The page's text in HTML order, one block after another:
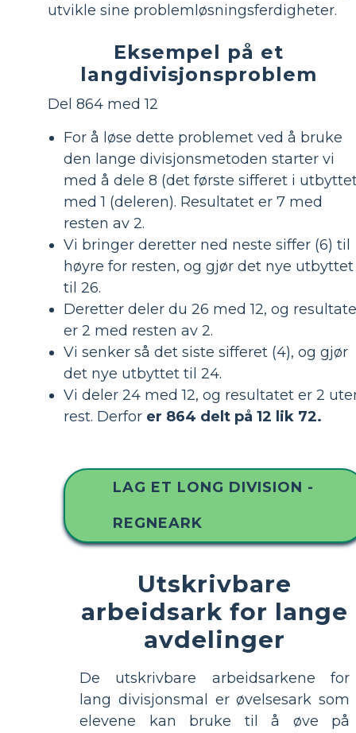
utvikle sine problemløsningsferdigheter.
Eksempel på et
langdivisjonsproblem
Del 864 med 12
For å løse dette problemet ved å bruke
den lange divisjonsmetoden starter vi
med å dele 8 (det første sifferet i
med 1 (deleren). Resultatet er 7 med
resten av 2.
Vi bringer deretter ned neste siffer (6) til
høyre for resten, og gjør det nye utbyttet
til 26.
Deretter deler du 26 med 12, og
er 2 med resten av 2.
Vi senker så det siste sifferet (4), og gjør
det nye utbyttet til 24.
Vi deler 24 med 12, og resultatet er 2
rest. Derfor er 864 delt på 12 lik 72.
LAG ET LONG DIVISION -
REGNEARK
Utskrivbare
arbeidsark for lange
avdelinger
De utskrivbare arbeidsarkene for
lang divisjonsmal er øvelsesark som
elevene kan bruke til å øve på